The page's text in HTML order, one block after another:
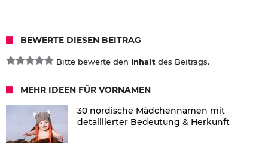
BEWERTE DIESEN BEITRAG
Bitte bewerte den Inhalt des Beitrags.
MEHR IDEEN FÜR VORNAMEN
30 nordische Mädchennamen mit
detaillierter Bedeutung & Herkunft